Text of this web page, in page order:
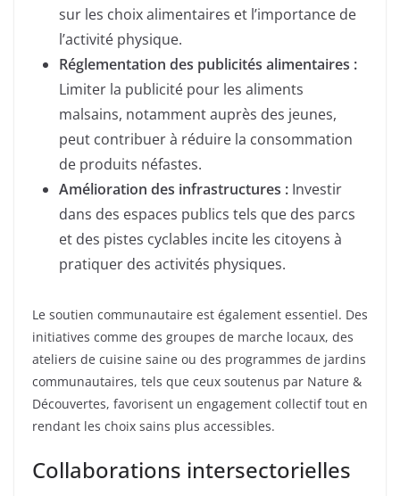
sur les choix alimentaires et l’importance de
l’activité physique.
Réglementation des publicités alimentaires :
Limiter la publicité pour les aliments
malsains, notamment auprès des jeunes,
peut contribuer à réduire la consommation
de produits néfastes.
Amélioration des infrastructures : Investir
dans des espaces publics tels que des parcs
et des pistes cyclables incite les citoyens à
pratiquer des activités physiques.
Le soutien communautaire est également essentiel. Des
initiatives comme des groupes de marche locaux, des
ateliers de cuisine saine ou des programmes de jardins
communautaires, tels que ceux soutenus par Nature &
Découvertes, favorisent un engagement collectif tout en
rendant les choix sains plus accessibles.
Collaborations intersectorielles